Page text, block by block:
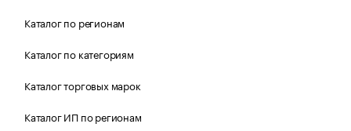
Каталог по регионам
Каталог по категориям
Каталог торговых марок
Каталог ИП по регионам